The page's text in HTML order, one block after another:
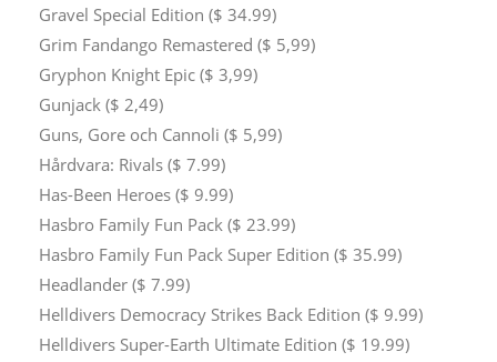
Gravel Special Edition ($ 34.99)
Grim Fandango Remastered ($ 5,99)
Gryphon Knight Epic ($ 3,99)
Gunjack ($ 2,49)
Guns, Gore och Cannoli ($ 5,99)
Hårdvara: Rivals ($ 7.99)
Has-Been Heroes ($ 9.99)
Hasbro Family Fun Pack ($ 23.99)
Hasbro Family Fun Pack Super Edition ($ 35.99)
Headlander ($ 7.99)
Helldivers Democracy Strikes Back Edition ($ 9.99)
Helldivers Super-Earth Ultimate Edition ($ 19.99)